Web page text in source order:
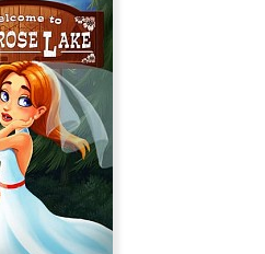
the Void